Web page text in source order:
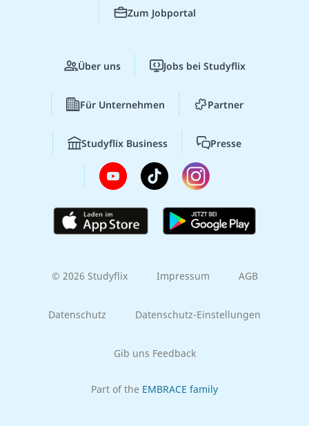
Zum Jobportal
Über uns Jobs bei Studyflix
Für Unternehmen Partner
Studyflix Business Presse
© 2026 Studyflix Impressum AGB
Datenschutz Datenschutz-Einstellungen
Gib uns Feedback
Part of the EMBRACE family